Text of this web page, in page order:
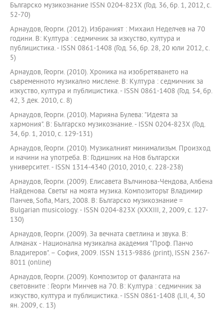
Българско музикознание ISSN 0204-823X (Год. 36, бр. 1, 2012, с.
52-70)
Арнаудов, Георги. (2012). Избраният : Михаил Неделчев на 70
години. В: Култура : седмичник за изкуство, култура и
публицистика. - ISSN 0861-1408 (Год. 56, бр. 28, 20 юли 2012, с.
5)
Арнаудов, Георги. (2010). Хроника на изобретяването на
съвременното музикално мислене. В: Култура : седмичник за
изкуство, култура и публицистика. - ISSN 0861-1408 (Год. 54, бр.
42, 3 дек. 2010, с. 8)
Арнаудов, Георги. (2010). Марияна Булева: "Идеята за
хармония". В: Българско музикознание. - ISSN 0204-823X (Год.
34, бр. 1, 2010, с. 129-131)
Арнаудов, Георги. (2010). Музикалният минимализъм. Произход
и начини на употреба. В: Годишник на Нов български
университет. - ISSN 1314-4340 (2010, 2010, с. 228-238)
Арнаудов, Георги. (2009). Елисавета Вълчинова-Чендова, Албена
Найденова. Светът на моята музика. Композиторът Владимир
Панчев, Sofia, Mars, 2008. В: Българско музикознание =
Bulgarian musicology. - ISSN 0204-823X (ХХХIII, 2, 2009, с. 127-
130)
Арнаудов, Георги. (2009). За вечната светлина и звука. В:
Алманах - Национална музикална академия "Проф. Панчо
Владигеров". – София, 2009. ISSN 1313-9886 (print), ISSN 2367-
8011 (online)
Арнаудов, Георги. (2009). Композитор от фалангата на
световните : Георги Минчев на 70. В: Култура : седмичник за
изкуство, култура и публицистика. - ISSN 0861-1408 (LII, 4, 30
ян. 2009, с. 13)